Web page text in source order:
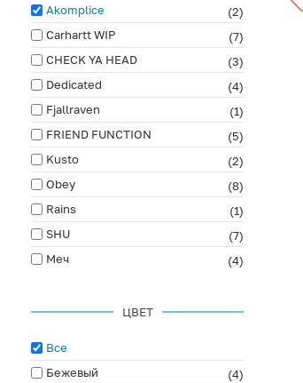
Akomplice
(2)
Carhartt WIP
(7)
CHECK YA HEAD
(3)
Dedicated
(4)
Fjallraven
(1)
FRIEND FUNCTION
(5)
Kusto
(2)
Obey
(8)
Rains
(1)
SHU
(7)
Меч
(4)
ЦВЕТ
Все
Бежевый
(4)